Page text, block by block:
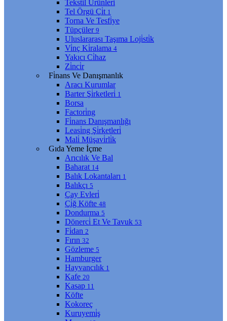
Teksti̇l Ürünleri̇
Tel Örgü Çi̇t 1
Torna Ve Tesfi̇ye
Tüpçüler 9
Uluslararası Taşıma Loji̇sti̇k
Vi̇nç Ki̇ralama 4
Yakıcı Ci̇haz
Zi̇nci̇r
Fi̇nans Ve Danışmanlık
Aracı Kurumlar
Barter Şi̇rketleri̇ 1
Borsa
Factori̇ng
Fi̇nans Danışmanlığı
Leasi̇ng Şi̇rketleri̇
Mali̇ Müşavi̇rli̇k
Gıda Yeme İçme
Arıcılık Ve Bal
Baharat 14
Balık Lokantaları 1
Balıkçı 5
Çay Evleri̇
Çi̇ğ Köfte 48
Dondurma 5
Dönerci̇ Et Ve Tavuk 53
Fi̇dan 2
Fırın 32
Gözleme 5
Hamburger
Hayvancılık 1
Kafe 20
Kasap 11
Köfte
Kokoreç
Kuruyemi̇ş